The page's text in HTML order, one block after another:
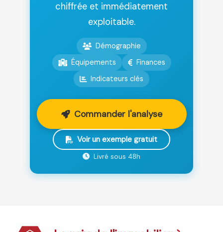
chiffrée et immédiatement
exploitable.
Démographie
Équipements
Finances
Indicateurs clés
Commander l'analyse
Voir un exemple gratuit
Livré sous 48h